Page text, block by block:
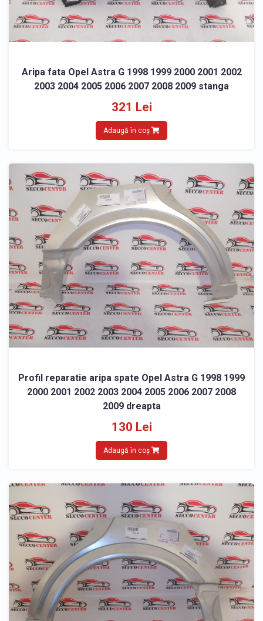
Aripa fata Opel Astra G 1998 1999 2000 2001 2002
2003 2004 2005 2006 2007 2008 2009 stanga
321 Lei
Adaugă în coș
Profil reparatie aripa spate Opel Astra G 1998 1999
2000 2001 2002 2003 2004 2005 2006 2007 2008
2009 dreapta
130 Lei
Adaugă în coș